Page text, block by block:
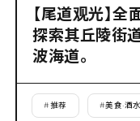
【尾道观光】
探索其丘陵街
波海道。
#推荐 #美食·酒水